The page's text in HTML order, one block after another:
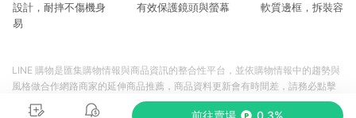
設計，耐摔不傷機身 有效保護鏡頭與螢幕 軟質邊框，拆裝容
易
前往賣場 0.3%
LINE 購物是匯集購物情報與商品資訊的整合性平台，並依購物情報中的趨勢與
風格做合作網路商家的延伸商品推薦，商品資料更新會有時間差，請務必點擊
商品至各合作網路商家，確認現售價與購物條件，一切資訊以合作廠商網頁為